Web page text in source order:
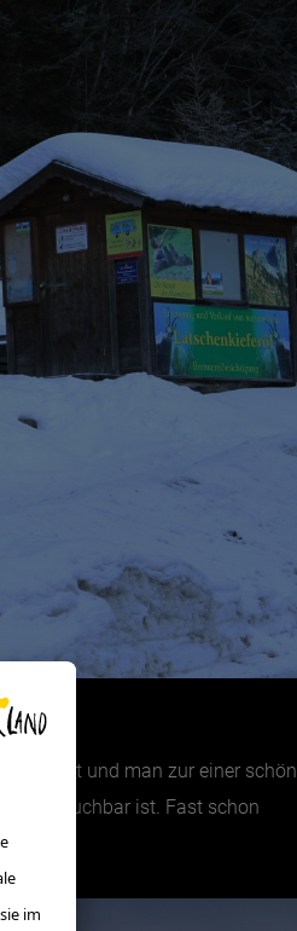
lichtet und man zur einer schön
buchbar ist. Fast schon